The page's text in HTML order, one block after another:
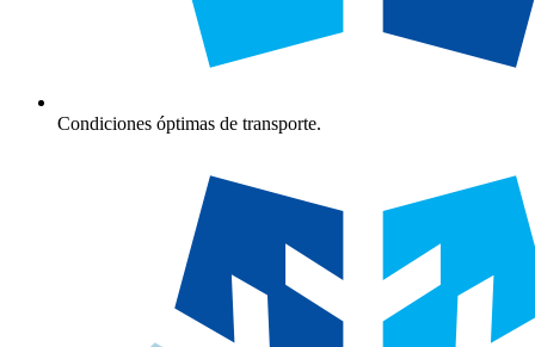
Condiciones óptimas de transporte.